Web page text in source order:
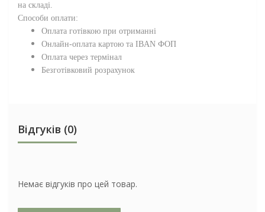
на складі.
Способи оплати:
Оплата готівкою при отриманні
Онлайн-оплата картою та IBAN ФОП
Оплата через термінал
Безготівковий розрахунок
Відгуків (0)
Немає відгуків про цей товар.